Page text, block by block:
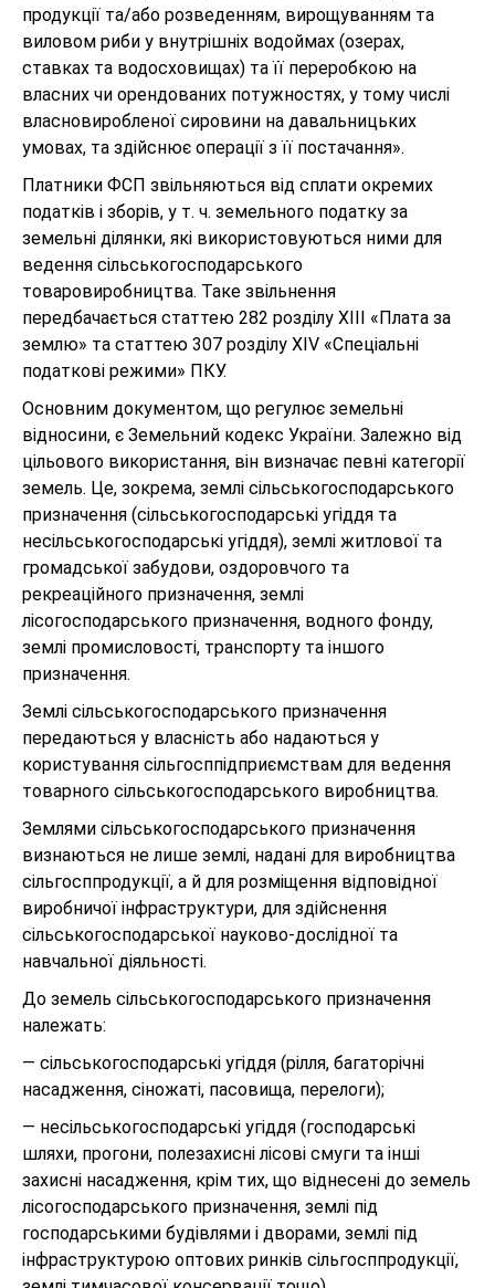
продукції та/або розведенням, вирощуванням та
виловом риби у внутрішніх водоймах (озерах,
ставках та водосховищах) та її переробкою на
власних чи орендованих потужностях, у тому числі
власновиробленої сировини на давальницьких
умовах, та здійснює операції з її постачання».
Платники ФСП звільняються від сплати окремих
податків і зборів, у т. ч. земельного податку за
земельні ділянки, які використовуються ними для
ведення сільськогосподарського
товаровиробництва. Таке звільнення
передбачається статтею 282 розділу XIII «Плата за
землю» та статтею 307 розділу XIV «Спеціальні
податкові режими» ПКУ.
Основним документом, що регулює земельні
відносини, є Земельний кодекс України. Залежно від
цільового використання, він визначає певні категорії
земель. Це, зокрема, землі сільськогосподарського
призначення (сільськогосподарські угіддя та
несільськогосподарські угіддя), землі житлової та
громадської забудови, оздоровчого та
рекреаційного призначення, землі
лісогосподарського призначення, водного фонду,
землі промисловості, транспорту та іншого
призначення.
Землі сільськогосподарського призначення
передаються у власність або надаються у
користування сільгосппідприємствам для ведення
товарного сільськогосподарського виробництва.
Землями сільськогосподарського призначення
визнаються не лише землі, надані для виробництва
сільгосппродукції, а й для розміщення відповідної
виробничої інфраструктури, для здійснення
сільськогосподарської науково-дослідної та
навчальної діяльності.
До земель сільськогосподарського призначення
належать:
— сільськогосподарські угіддя (рілля, багаторічні
насадження, сіножаті, пасовища, перелоги);
— несільськогосподарські угіддя (господарські
шляхи, прогони, полезахисні лісові смуги та інші
захисні насадження, крім тих, що віднесені до земель
лісогосподарського призначення, землі під
господарськими будівлями і дворами, землі під
інфраструктурою оптових ринків сільгосппродукції,